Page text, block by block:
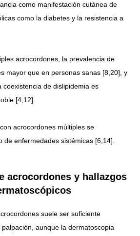
como manifestación cutánea de
como la diabetes y la resistencia a
acrocordones, la prevalencia de
mayor que en personas sanas [8,20], y
coexistencia de dislipidemia es
[4,12].
acrocordones múltiples se
de enfermedades sistémicas [6,14].
acrocordones y hallazgos
suele ser suficiente
aunque la dermatoscopia